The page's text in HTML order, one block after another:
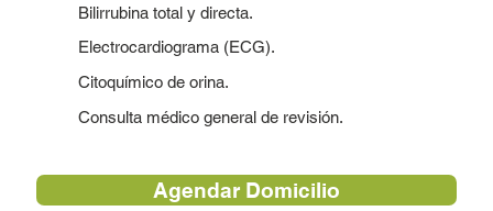
Bilirrubina total y directa.
Electrocardiograma (ECG).
Citoquímico de orina.
Consulta médico general de revisión.
Agendar Domicilio